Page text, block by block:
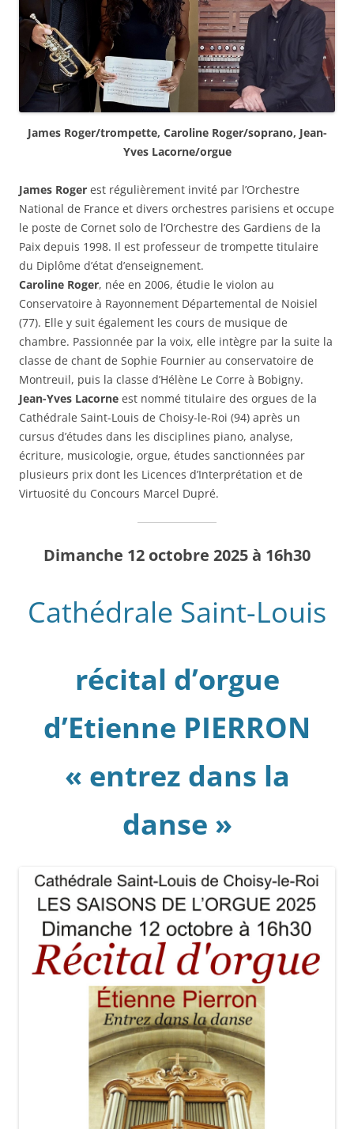
James Roger/trompette, Caroline Roger/soprano, Jean-
Yves Lacorne/orgue
James Roger est régulièrement invité par l’Orchestre
National de France et divers orchestres parisiens et occupe
le poste de Cornet solo de l’Orchestre des Gardiens de la
Paix depuis 1998. Il est professeur de trompette titulaire
du Diplôme d’état d’enseignement.
Caroline Roger, née en 2006, étudie le violon au
Conservatoire à Rayonnement Départemental de Noisiel
(77). Elle y suit également les cours de musique de
chambre. Passionnée par la voix, elle intègre par la suite la
classe de chant de Sophie Fournier au conservatoire de
Montreuil, puis la classe d’Hélène Le Corre à Bobigny.
Jean-Yves Lacorne est nommé titulaire des orgues de la
Cathédrale Saint-Louis de Choisy-le-Roi (94) après un
cursus d’études dans les disciplines piano, analyse,
écriture, musicologie, orgue, études sanctionnées par
plusieurs prix dont les Licences d’Interprétation et de
Virtuosité du Concours Marcel Dupré.
Dimanche 12 octobre 2025 à 16h30
Cathédrale Saint-Louis
récital d’orgue
d’Etienne PIERRON
« entrez dans la
danse »